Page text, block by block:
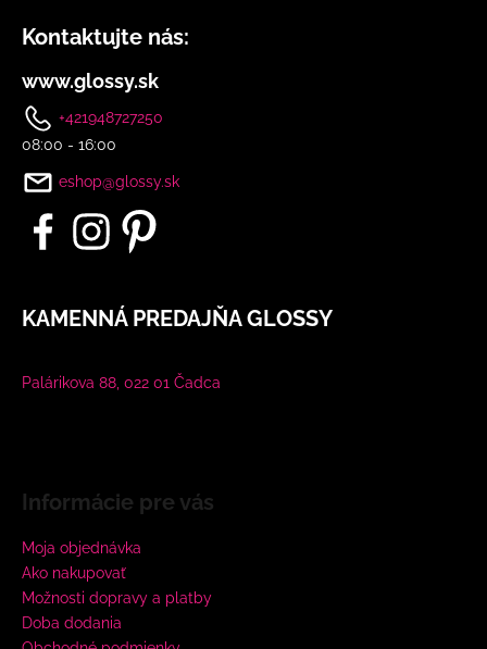
Kontaktujte nás:
www.glossy.sk
+421948727250
08:00 - 16:00
eshop@glossy.sk
KAMENNÁ PREDAJŇA GLOSSY
Palárikova 88, 022 01 Čadca
Informácie pre vás
Moja objednávka
Ako nakupovať
Možnosti dopravy a platby
Doba dodania